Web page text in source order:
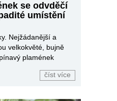
se odvděčí
umístění
Nejžádanější a
velkokvěté, bujně
plamének
číst více